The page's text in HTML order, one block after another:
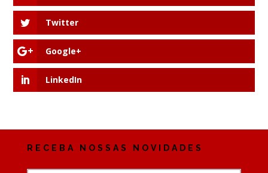
Twitter
Google+
LinkedIn
RECEBA NOSSAS NOVIDADES